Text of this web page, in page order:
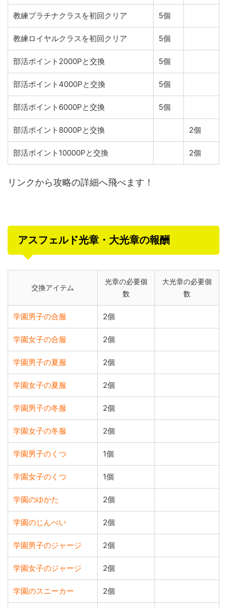
教練プラチナクラスを初回クリア 5個
教練ロイヤルクラスを初回クリア 5個
部活ポイント2000Pと交換 5個
部活ポイント4000Pと交換 5個
部活ポイント6000Pと交換 5個
部活ポイント8000Pと交換 2個
部活ポイント10000Pと交換 2個
リンクから攻略の詳細へ飛べます！
アスフェルド光章・大光章の報酬
交換アイテム
光章の必要個
数
大光章の必要個
数
学園男子の合服 2個
学園女子の合服 2個
学園男子の夏服 2個
学園女子の夏服 2個
学園男子の冬服 2個
学園女子の冬服 2個
学園男子のくつ 1個
学園女子のくつ 1個
学園のゆかた 2個
学園のじんべい 2個
学園男子のジャージ 2個
学園女子のジャージ 2個
学園のスニーカー 2個